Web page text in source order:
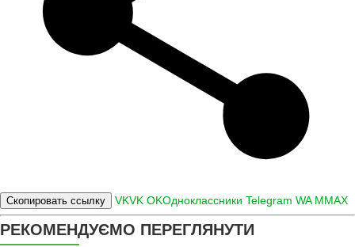
Скопировать ссылку VKVK OKОдноклассники Telegram WA MMAX
РЕКОМЕНДУЄМО ПЕРЕГЛЯНУТИ